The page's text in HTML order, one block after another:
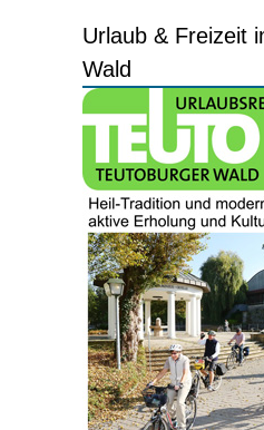
Urlaub & Freizeit
Wald